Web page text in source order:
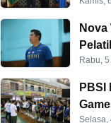
Rabu,
PBSI
Selasa,